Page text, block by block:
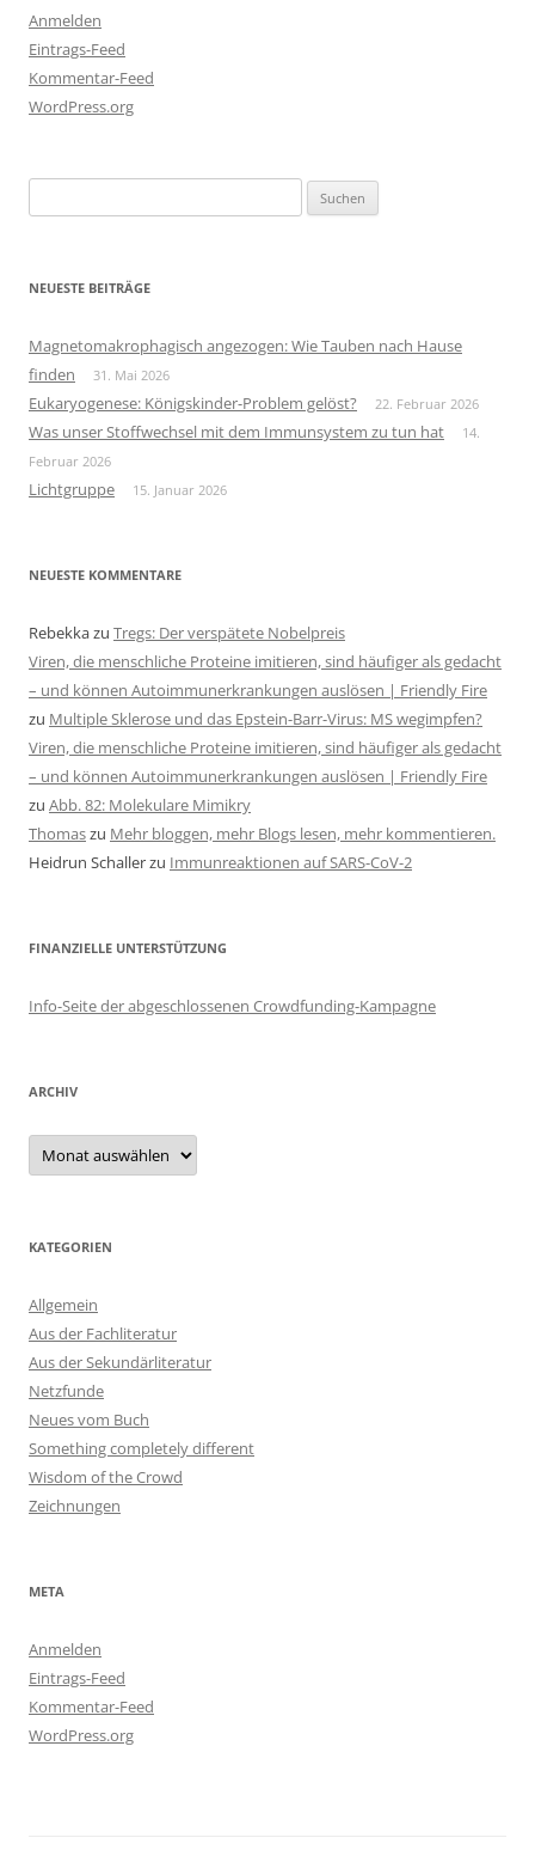
Anmelden
Eintrags-Feed
Kommentar-Feed
WordPress.org
nach:
NEUESTE BEITRÄGE
Magnetomakrophagisch angezogen: Wie Tauben nach Hause
finden
31. Mai 2026
Eukaryogenese: Königskinder-Problem gelöst? 22. Februar 2026
Was unser Stoffwechsel mit dem Immunsystem zu tun hat
14.
Februar 2026
Lichtgruppe 15. Januar 2026
NEUESTE KOMMENTARE
Rebekkazu Tregs: Der verspätete Nobelpreis
Viren, die menschliche Proteine imitieren, sind häufiger als gedacht
– und können Autoimmunerkrankungen auslösen | Friendly Fire
zu Multiple Sklerose und das Epstein-Barr-Virus: MS wegimpfen?
Viren, die menschliche Proteine imitieren, sind häufiger als gedacht
– und können Autoimmunerkrankungen auslösen | Friendly Fire
zu Abb. 82: Molekulare Mimikry
Thomaszu Mehr bloggen, mehr Blogs lesen, mehr kommentieren.
Heidrun Schallerzu Immunreaktionen auf SARS-CoV-2
FINANZIELLE UNTERSTÜTZUNG
Info-Seite der abgeschlossenen Crowdfunding-Kampagne
ARCHIV
Archiv
KATEGORIEN
Allgemein
Aus der Fachliteratur
Aus der Sekundärliteratur
Netzfunde
Neues vom Buch
Something completely different
Wisdom of the Crowd
Zeichnungen
META
Anmelden
Eintrags-Feed
Kommentar-Feed
WordPress.org